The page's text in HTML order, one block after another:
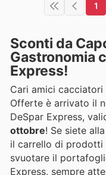
1
Sconti da
Gastronomia
Express!
Cari amici
Offerte è arrivato il
DeSpar Express,
ottobre! Se siete
il carrello di prodotti
svuotare il
Express, sempre